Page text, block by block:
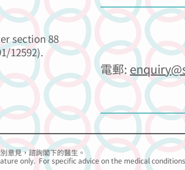
section 88
12592).
電郵:
意見，諮詢閣下的醫生。
only. For specific advice on the medical